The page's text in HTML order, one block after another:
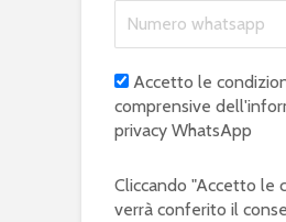
Accetto le
comprensive
privacy WhatsApp
Cliccando "Accetto le
verrà conferito il